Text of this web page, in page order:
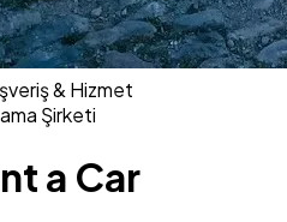
& Hizmet
Şirketi
a Car